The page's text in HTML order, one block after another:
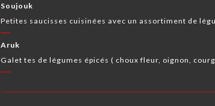
Soujouk
Petites saucisses cuisinées avec un assortiment de
Aruk
Galet tes de légumes épicés ( choux fleur, oignon,